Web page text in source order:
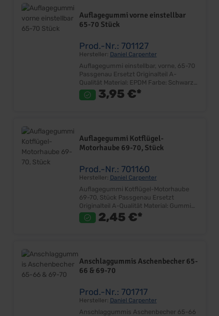
Auflagegummi vorne einstellbar
65-70 Stück
Prod.-Nr.: 701127
Hersteller: Daniel Carpenter
Auflagegummi einstellbar, vorne, 65-70
Passgenau Ersetzt Originalteil A-
Qualität Material: EPDM Farbe: Schwarz
Lieferumfang: Stück Preis: Pro Stück
3,95 €*
Auflagegummi Kotflügel-
Motorhaube 69-70, Stück
Prod.-Nr.: 701160
Hersteller: Daniel Carpenter
Auflagegummi Kotflügel-Motorhaube
69-70, Stück Passgenau Ersetzt
Originalteil A-Qualität Material: Gummi
Farbe: Schwarz Lieferumfang: Stück
2,45 €*
Anschlaggummis Aschenbecher 65-
66 & 69-70
Prod.-Nr.: 701717
Hersteller: Daniel Carpenter
Anschlaggummis Aschenbecher 65-66